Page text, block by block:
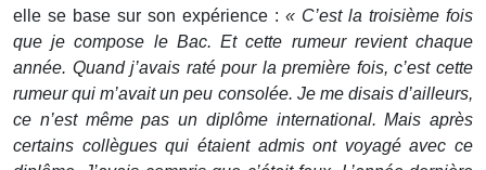
elle se base sur son expérience : « C’est la troisième fois
que je compose le Bac. Et cette rumeur revient chaque
année. Quand j’avais raté pour la première fois, c’est cette
rumeur qui m’avait un peu consolée. Je me disais d’ailleurs,
ce n’est même pas un diplôme international. Mais après
certains collègues qui étaient admis ont voyagé avec ce